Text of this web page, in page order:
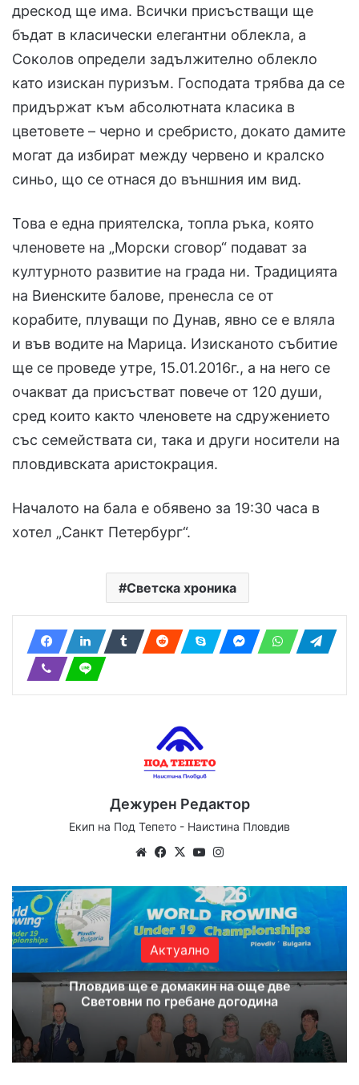
дрескод ще има. Всички присъстващи ще
бъдат в класически елегантни облекла, а
Соколов определи задължително облекло
като изискан пуризъм. Господата трябва да се
придържат към абсолютната класика в
цветовете – черно и сребристо, докато дамите
могат да избират между червено и кралско
синьо, що се отнася до външния им вид.
Това е една приятелска, топла ръка, която
членовете на „Морски сговор“ подават за
културното развитие на града ни. Традицията
на Виенските балове, пренесла се от
корабите, плуващи по Дунав, явно се е вляла
и във водите на Марица. Изисканото събитие
ще се проведе утре, 15.01.2016г., а на него се
очакват да присъстват повече от 120 души,
сред които както членовете на сдружението
със семействата си, така и други носители на
пловдивската аристокрация.
Началото на бала е обявено за 19:30 часа в
хотел „Санкт Петербург“.
Светска хроника
Дежурен Редактор
Екип на Под Тепето - Наистина Пловдив
We
te
Fa
bo
ok
X
Yo
ub
e
ra
m
Актуално
Пловдив ще е домакин на още две
Световни по гребане догодина